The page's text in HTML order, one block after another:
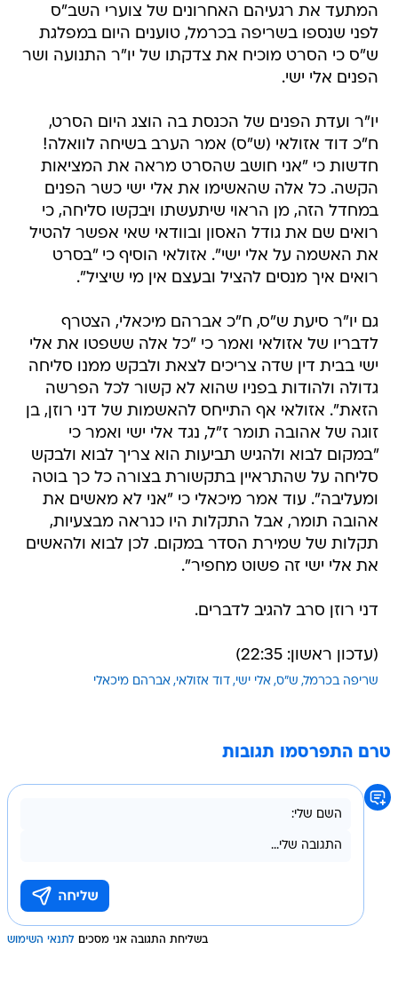
המתעד את רגעיהם האחרונים של צוערי השב"ס
לפני שנספו בשריפה בכרמל, טוענים היום במפלגת
ש"ס כי הסרט מוכיח את צדקתו של יו"ר התנועה ושר
הפנים אלי ישי.
יו"ר ועדת הפנים של הכנסת בה הוצג היום הסרט,
ח"כ דוד אזולאי (ש"ס) אמר הערב בשיחה לוואלה!
חדשות כי "אני חושב שהסרט מראה את המציאות
הקשה. כל אלה שהאשימו את אלי ישי כשר הפנים
במחדל הזה, מן הראוי שיתעשתו ויבקשו סליחה, כי
רואים שם את גודל האסון ובוודאי שאי אפשר להטיל
את האשמה על אלי ישי". אזולאי הוסיף כי "בסרט
רואים איך מנסים להציל ובעצם אין מי שיציל".
גם יו"ר סיעת ש"ס, ח"כ אברהם מיכאלי, הצטרף
לדבריו של אזולאי ואמר כי "כל אלה ששפטו את אלי
ישי בבית דין שדה צריכים לצאת ולבקש ממנו סליחה
גדולה ולהודות בפניו שהוא לא קשור לכל הפרשה
הזאת". אזולאי אף התייחס להאשמות של דני רוזן, בן
זוגה של אהובה תומר ז"ל, נגד אלי ישי ואמר כי
"במקום לבוא ולהגיש תביעות הוא צריך לבוא ולבקש
סליחה על שהתראיין בתקשורת בצורה כל כך בוטה
ומעליבה". עוד אמר מיכאלי כי "אני לא מאשים את
אהובה תומר, אבל התקלות היו כנראה מבצעיות,
תקלות של שמירת הסדר במקום. לכן לבוא ולהאשים
את אלי ישי זה פשוט מחפיר".
דני רוזן סרב להגיב לדברים.
(עדכון ראשון: 22:35)
שריפה בכרמל ש"ס אלי ישי דוד אזולאי אברהם מיכאלי
טרם התפרסמו תגובות
בשליחת התגובה אני מסכים לתנאי השימוש